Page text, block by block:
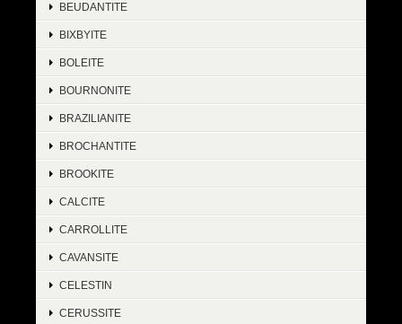
BEUDANTITE
BIXBYITE
BOLEITE
BOURNONITE
BRAZILIANITE
BROCHANTITE
BROOKITE
CALCITE
CARROLLITE
CAVANSITE
CELESTIN
CERUSSITE